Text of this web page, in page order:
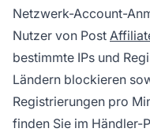
Netzwerk-Account-
Nutzer von Post
bestimmte IPs und
Ländern blockieren
Registrierungen pro
finden Sie im